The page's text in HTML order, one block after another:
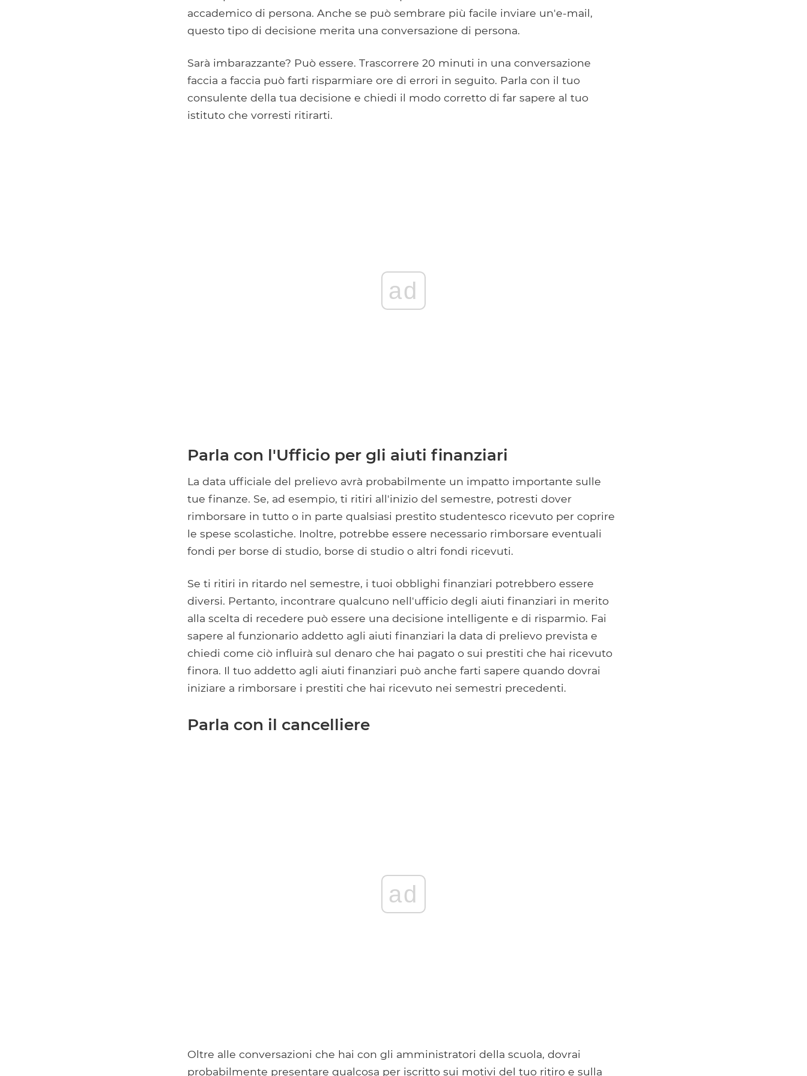
accademico di persona. Anche se può sembrare più facile inviare un'e-mail,
questo tipo di decisione merita una conversazione di persona.
Sarà imbarazzante? Può essere. Trascorrere 20 minuti in una conversazione
faccia a faccia può farti risparmiare ore di errori in seguito. Parla con il tuo
consulente della tua decisione e chiedi il modo corretto di far sapere al tuo
istituto che vorresti ritirarti.
ad
Parla con l'Ufficio per gli aiuti finanziari
La data ufficiale del prelievo avrà probabilmente un impatto importante sulle
tue finanze. Se, ad esempio, ti ritiri all'inizio del semestre, potresti dover
rimborsare in tutto o in parte qualsiasi prestito studentesco ricevuto per coprire
le spese scolastiche. Inoltre, potrebbe essere necessario rimborsare eventuali
fondi per borse di studio, borse di studio o altri fondi ricevuti.
Se ti ritiri in ritardo nel semestre, i tuoi obblighi finanziari potrebbero essere
diversi. Pertanto, incontrare qualcuno nell'ufficio degli aiuti finanziari in merito
alla scelta di recedere può essere una decisione intelligente e di risparmio. Fai
sapere al funzionario addetto agli aiuti finanziari la data di prelievo prevista e
chiedi come ciò influirà sul denaro che hai pagato o sui prestiti che hai ricevuto
finora. Il tuo addetto agli aiuti finanziari può anche farti sapere quando dovrai
iniziare a rimborsare i prestiti che hai ricevuto nei semestri precedenti.
Parla con il cancelliere
ad
Oltre alle conversazioni che hai con gli amministratori della scuola, dovrai
probabilmente presentare qualcosa per iscritto sui motivi del tuo ritiro e sulla